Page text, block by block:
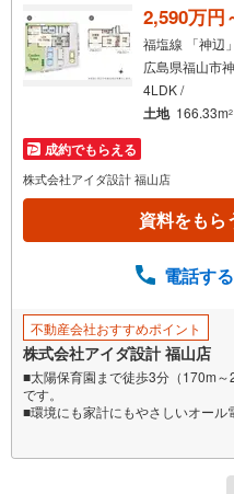
2,590万円
福塩線 「神辺
広島県福山市
4LDK /
土地 166.33m2
成約でもらえる
株式会社アイダ設計 福山店
資料をもら
電話する
不動産会社おすすめポイント
株式会社アイダ設計 福山店
■太陽保育園まで徒歩3分（170m
です。
■環境にも家計にもやさしいオール